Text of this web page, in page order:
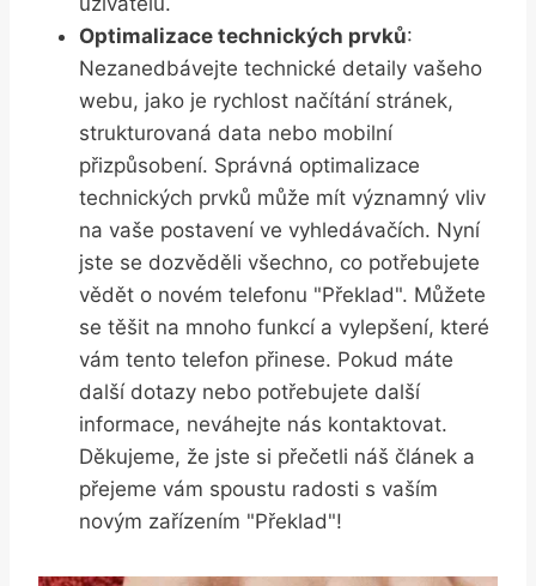
Optimalizace technických prvků:
Nezanedbávejte technické‍ detaily vašeho
webu, jako je⁣ rychlost‌ načítání stránek,
⁤strukturovaná data nebo mobilní
přizpůsobení. Správná optimalizace
technických prvků ⁣může⁣ mít významný vliv
na vaše postavení ve vyhledávačích.‌ Nyní
jste se dozvěděli všechno, co potřebujete
vědět o​ novém telefonu "Překlad". Můžete
se ⁢těšit na mnoho funkcí a ‌vylepšení, ‍které
vám tento telefon přinese. Pokud máte
další dotazy nebo potřebujete další
informace, neváhejte⁤ nás kontaktovat.
Děkujeme, ​že jste si přečetli náš⁢ článek a
přejeme vám spoustu radosti s vaším
novým zařízením "Překlad"!